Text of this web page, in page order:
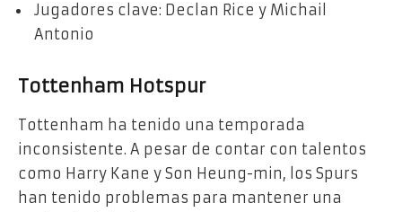
Jugadores clave: Declan Rice y Michail
Antonio
Tottenham Hotspur
Tottenham ha tenido una temporada
inconsistente. A pesar de contar con talentos
como Harry Kane y Son Heung-min, los Spurs
han tenido problemas para mantener una